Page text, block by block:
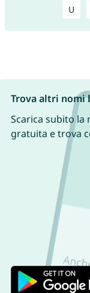
U
Trova altri nomi
Scarica subito la
gratuita e trova